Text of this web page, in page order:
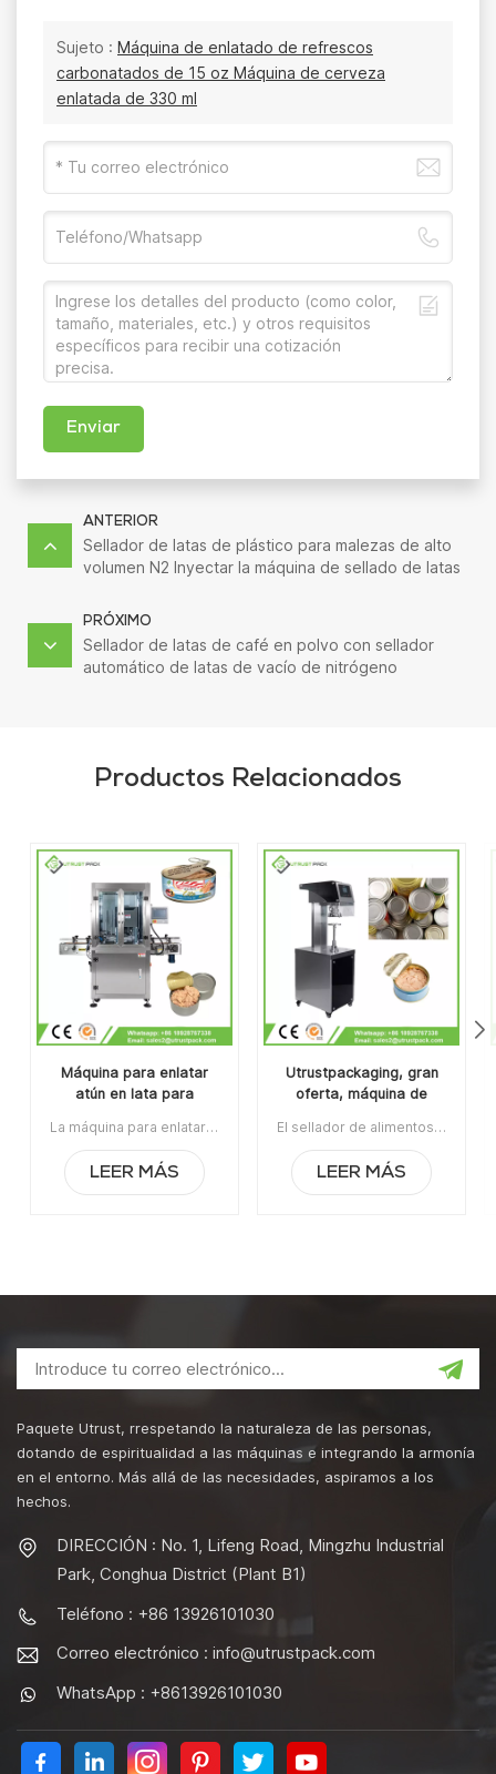
Sujeto : Máquina de enlatado de refrescos
carbonatados de 15 oz Máquina de cerveza
enlatada de 330 ml
Enviar
ANTERIOR
Sellador de latas de plástico para malezas de alto
volumen N2 Inyectar la máquina de sellado de latas
PRÓXIMO
Sellador de latas de café en polvo con sellador
automático de latas de vacío de nitrógeno
Productos Relacionados
Máquina para enlatar
atún en lata para
envasado de alimentos
La máquina para enlatar atún en latas para fabricantes de envasado de alimentos es aplicable para sellar varias latas redondas, incluidas botellas de plástico PET, latas de hojalata, latas de aluminio, latas de papel, etc.Con una estructura de rodillo de sellado de diseño patentado nacional, su velocidad estable puede alcanzar hasta 60 latas por minuto con un menor consumo de energía. Artículo N.°: UT1AFG2Pedido mínimo: 1Pago: T/TPuerto de embarque: GuangzhouRegión original: Guangzhou, ChinaPlazo de entrega: 10 días después de recibir el depósito.
LEER MÁS
Utrustpackaging, gran
oferta, máquina de
sellador de alimentos
El sellador de alimentos enlatados de la máquina de sellado de latas manual de venta caliente de Utrustpackaging es adecuado para sellar todo tipo de latas de PET / latas de papel compuesto, latas u otros recipientes redondos. Alta eficiencia por transmisión mecánica, estructuras simples y convenientes de mantener, peso ligero y fácil de operar.La orden mínima:1Pago:T/TPuerto de embarque:CantónRegión original:PorcelanaTiempo de espera:3-5 días después de recibir el depósito
LEER MÁS
Paquete Utrust, rrespetando la naturaleza de las personas,
dotando de espiritualidad a las máquinas e integrando la armonía
en el entorno. Más allá de las necesidades, aspiramos a los
hechos.
DIRECCIÓN : No. 1, Lifeng Road, Mingzhu Industrial
Park, Conghua District (Plant B1)
Teléfono : +86 13926101030
Correo electrónico : info@utrustpack.com
WhatsApp : +8613926101030